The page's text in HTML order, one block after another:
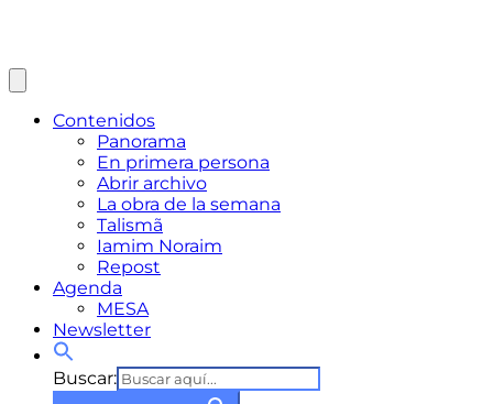
Contenidos
Panorama
En primera persona
Abrir archivo
La obra de la semana
Talismã
Iamim Noraim
Repost
Agenda
MESA
Newsletter
Buscar: